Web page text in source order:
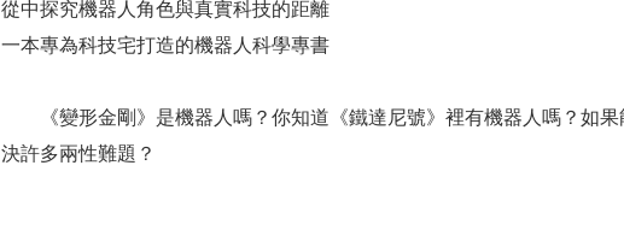
從中探究機器人角色與真實科技的距離
一本專為科技宅打造的機器人科學專書
《變形金剛》是機器人嗎？你知道《鐵達尼號》裡有機器人嗎？如果
決許多兩性難題？